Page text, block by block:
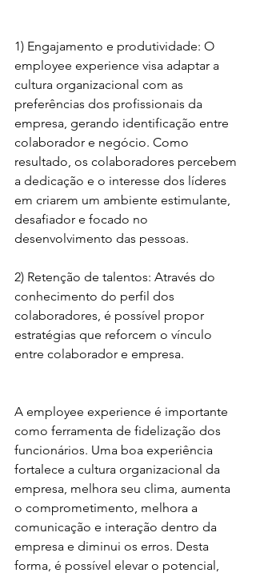
1) Engajamento e produtividade: O
employee experience visa adaptar a
cultura organizacional com as
preferências dos profissionais da
empresa, gerando identificação entre
colaborador e negócio. Como
resultado, os colaboradores percebem
a dedicação e o interesse dos líderes
em criarem um ambiente estimulante,
desafiador e focado no
desenvolvimento das pessoas.
2) Retenção de talentos: Através do
conhecimento do perfil dos
colaboradores, é possível propor
estratégias que reforcem o vínculo
entre colaborador e empresa.
A employee experience é importante
como ferramenta de fidelização dos
funcionários. Uma boa experiência
fortalece a cultura organizacional da
empresa, melhora seu clima, aumenta
o comprometimento, melhora a
comunicação e interação dentro da
empresa e diminui os erros. Desta
forma, é possível elevar o potencial,